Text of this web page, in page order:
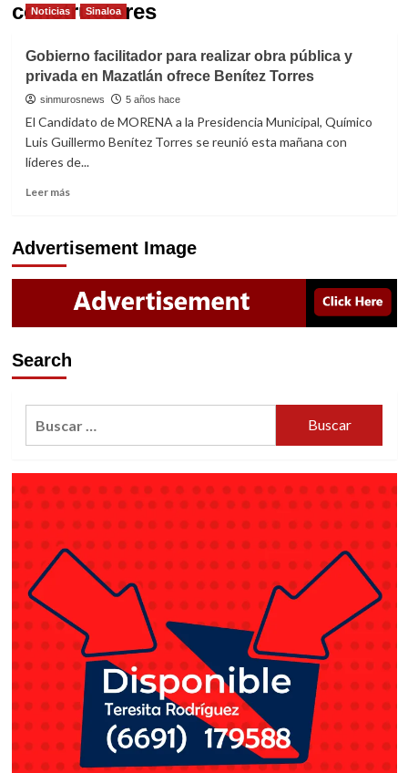
constructores
Noticias Sinaloa
Gobierno facilitador para realizar obra pública y
privada en Mazatlán ofrece Benítez Torres
sinmurosnews 5 años hace
El Candidato de MORENA a la Presidencia Municipal, Químico
Luis Guillermo Benítez Torres se reunió esta mañana con
líderes de...
Leer másRead
Gobierno
facilitador
para
realizar
obra
pública
privada
Benítez
Torres
Advertisement Image
Search